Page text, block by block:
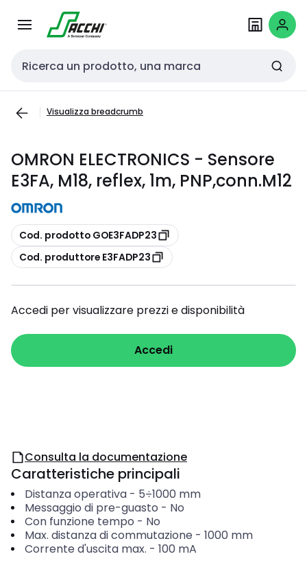
navigazionecontenuto
Cerca input
Visualizza breadcrumb
OMRON ELECTRONICS - Sensore
E3FA, M18, reflex, 1m, PNP,conn.M12
copia
Cod. prodotto GOE3FADP23
copia
Cod. produttore E3FADP23
Accedi per visualizzare prezzi e disponibilità
Accedi
Consulta la documentazione
Caratteristiche principali
Distanza operativa- 5÷1000 mm
Messaggio di pre-guasto - No
Con funzione tempo - No
Max. distanza di commutazione - 1000 mm
Corrente d'uscita max. - 100 mA